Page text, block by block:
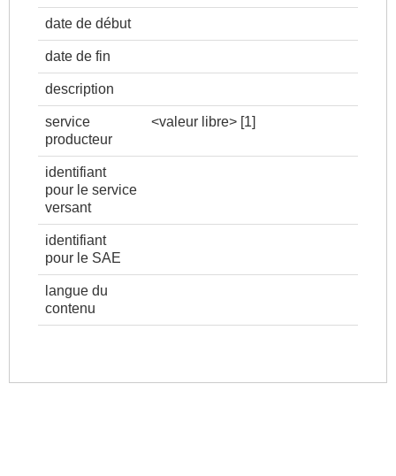
date de début
date de fin
description
service
producteur
<valeur libre> [1]
identifiant
pour le service
versant
identifiant
pour le SAE
langue du
contenu